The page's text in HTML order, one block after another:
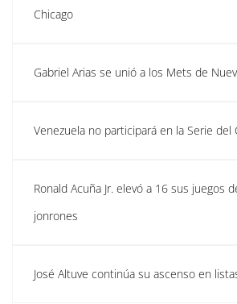
Chicago
Gabriel Arias se unió a los Mets de
Venezuela no participará en la Serie del
Ronald Acuña Jr. elevó a 16 sus juegos
jonrones
José Altuve continúa su ascenso en